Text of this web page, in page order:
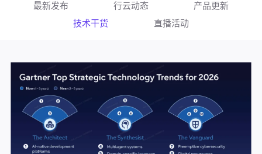
最新发布 行云动态
产品更新
技术干货
直播活动